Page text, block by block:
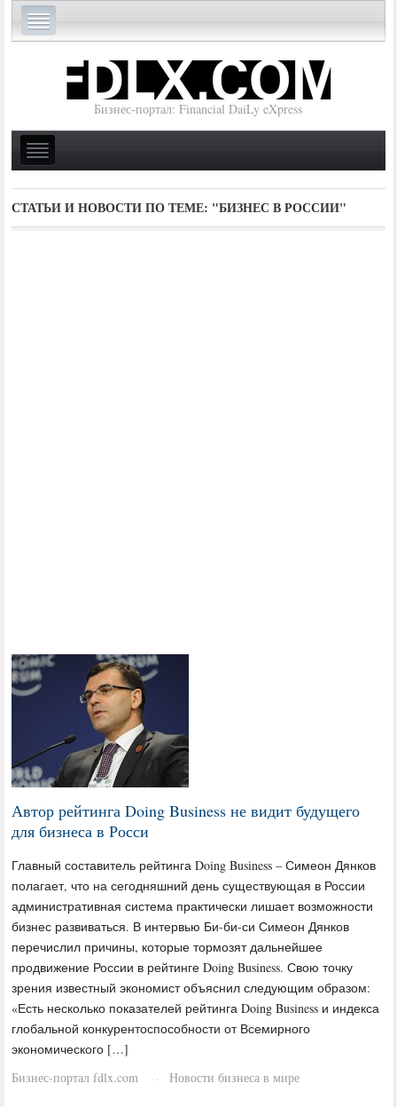
Бизнес-портал: Financial DaiLy eXpress
СТАТЬИ И НОВОСТИ ПО ТЕМЕ: "БИЗНЕС В РОССИИ"
Автор рейтинга Doing Business не видит будущего
для бизнеса в Росси
Главный составитель рейтинга Doing Business – Симеон Дянков
полагает, что на сегодняшний день существующая в России
административная система практически лишает возможности
бизнес развиваться. В интервью Би-би-си Симеон Дянков
перечислил причины, которые тормозят дальнейшее
продвижение России в рейтинге Doing Business. Свою точку
зрения известный экономист объяснил следующим образом:
«Есть несколько показателей рейтинга Doing Business и индекса
глобальной конкурентоспособности от Всемирного
экономического […]
Бизнес-портал fdlx.com
· Новости бизнеса в мире